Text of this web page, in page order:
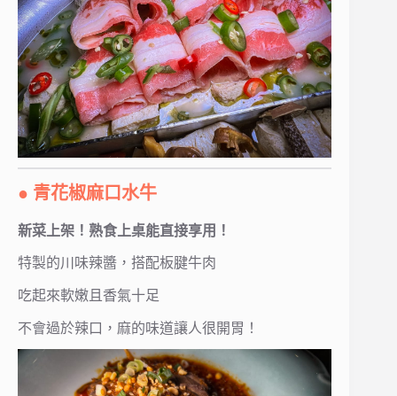
● 青花椒麻口水牛
新菜上架！熟食上桌能直接享用！
特製的川味辣醬，搭配板腱牛肉
吃起來軟嫩且香氣十足
不會過於辣口，麻的味道讓人很開胃！